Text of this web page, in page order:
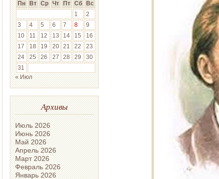
Пн Вт Ср Чт Пт Сб Вс
1
2
3
4 5 6 7 8
9
10
11 12 13 14 15
16
17
18 19 20 21 22
23
24
25 26 27 28 29
30
31
« Июл
Архивы
Июль 2026
Июнь 2026
Май 2026
Апрель 2026
Март 2026
Февраль 2026
Январь 2026